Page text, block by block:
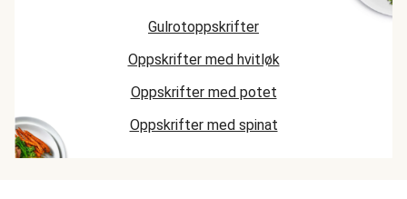
Gulrotoppskrifter
Oppskrifter med hvitløk
Oppskrifter med potet
Oppskrifter med spinat